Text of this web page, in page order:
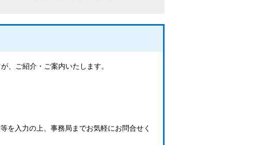
、ご紹介・ご案内いたします。
を入力の上、事務局までお気軽にお問合せく